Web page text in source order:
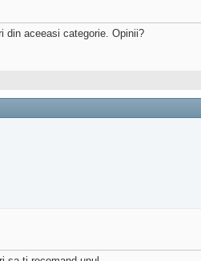
din aceeasi categorie. Opinii?